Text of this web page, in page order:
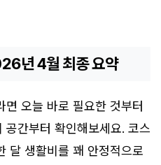
년 4월 최종 요약
오늘 바로 필요한 것부터
간부터 확인해보세요. 코스
달 생활비를 꽤 안정적으로